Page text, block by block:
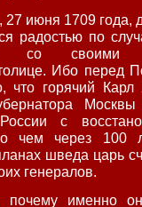
27 июня 1709 года,
радостью по
со своими
Ибо перед
что горячий
с
о чем через 100
шведа царь
генералов.
почему именно